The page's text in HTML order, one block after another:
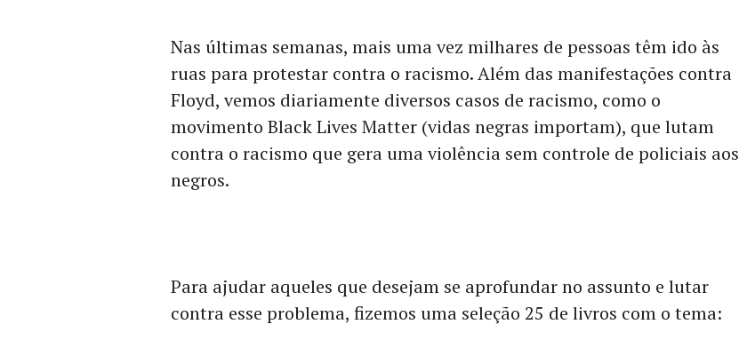
Nas últimas semanas, mais uma vez milhares de pessoas têm ido às
ruas para protestar contra o racismo. Além das manifestações contra
Floyd, vemos diariamente diversos casos de racismo, como o
movimento Black Lives Matter (vidas negras importam), que lutam
contra o racismo que gera uma violência sem controle de policiais aos
negros.
Para ajudar aqueles que desejam se aprofundar no assunto e lutar
contra esse problema, fizemos uma seleção 25 de livros com o tema: